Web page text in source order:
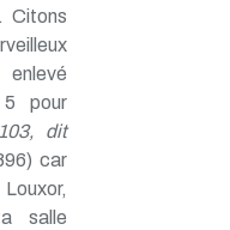
Citons
5 pour
dit
car
salle